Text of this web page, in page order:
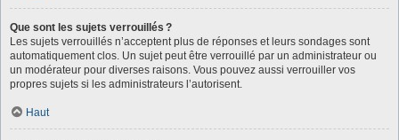
Que sont les sujets verrouillés ?
Les sujets verrouillés n’acceptent plus de réponses et leurs sondages sont
automatiquement clos. Un sujet peut être verrouillé par un administrateur ou
un modérateur pour diverses raisons. Vous pouvez aussi verrouiller vos
propres sujets si les administrateurs l’autorisent.
Haut